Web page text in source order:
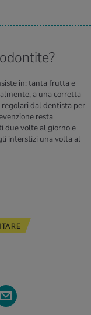
in: tanta frutta e
a una corretta
dal dentista per
resta
due volte al giorno e
interstizi una volta al